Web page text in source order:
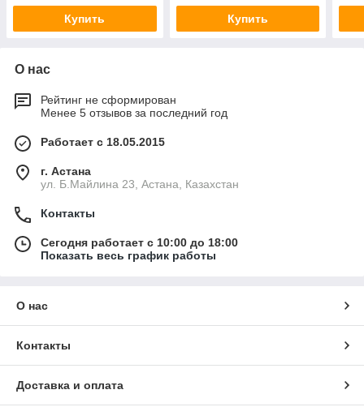
Купить Купить
О нас
Рейтинг не сформирован
Менее 5 отзывов за последний год
Работает с 18.05.2015
г. Астана
ул. Б.Майлина 23, Астана, Казахстан
Контакты
Сегодня работает с 10:00 до 18:00
Показать весь график работы
О нас
Контакты
Доставка и оплата